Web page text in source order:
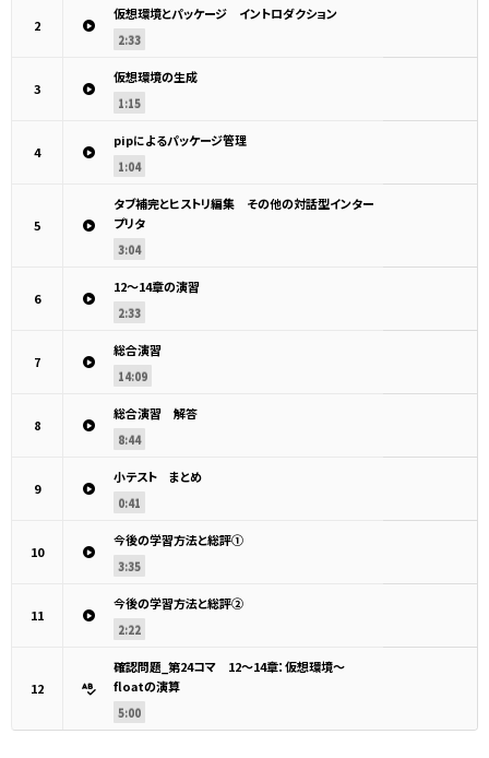
2
仮想環境とパッケージ イントロダクション
2:33
3
仮想環境の生成
1:15
4
pipによるパッケージ管理
1:04
5
タブ補完とヒストリ編集 その他の対話型インター
プリタ
3:04
6
12〜14章の演習
2:33
7
総合演習
14:09
8
総合演習 解答
8:44
9
小テスト まとめ
0:41
10
今後の学習方法と総評①
3:35
11
今後の学習方法と総評②
2:22
12
確認問題_第24コマ 12～14章：仮想環境～
floatの演算
5:00